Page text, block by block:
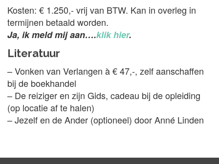
Kosten: € 1.250,- vrij van BTW. Kan in overleg in
termijnen betaald worden.
Ja, ik meld mij aan….klik hier.
Literatuur
– Vonken van Verlangen à € 47,-, zelf aanschaffen
bij de boekhandel
– De reiziger en zijn Gids, cadeau bij de opleiding
(op locatie af te halen)
– Jezelf en de Ander (optioneel) door Anné Linden